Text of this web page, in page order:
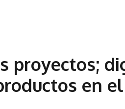
proyectos;
en